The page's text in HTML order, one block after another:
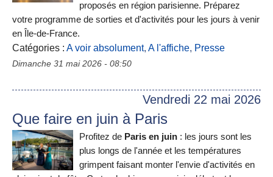
proposés en région parisienne. Préparez
votre programme de sorties et d'activités pour les jours à venir
en Île-de-France.
Catégories : A voir absolument, A l'affiche, Presse
Dimanche 31 mai 2026 - 08:50
Vendredi 22 mai 2026
Que faire en juin à Paris
Profitez de Paris en juin : les jours sont les
plus longs de l'année et les températures
grimpent faisant monter l'envie d'activités en